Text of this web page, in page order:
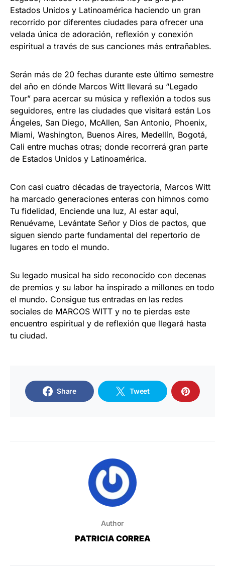
Estados Unidos y Latinoamérica haciendo un gran
recorrido por diferentes ciudades para ofrecer una
velada única de adoración, reflexión y conexión
espiritual a través de sus canciones más entrañables.
Serán más de 20 fechas durante este último semestre
del año en dónde Marcos Witt llevará su “Legado
Tour” para acercar su música y reflexión a todos sus
seguidores, entre las ciudades que visitará están Los
Ángeles, San Diego, McAllen, San Antonio, Phoenix,
Miami, Washington, Buenos Aires, Medellín, Bogotá,
Cali entre muchas otras; donde recorrerá gran parte
de Estados Unidos y Latinoamérica.
Con casi cuatro décadas de trayectoria, Marcos Witt
ha marcado generaciones enteras con himnos como
Tu fidelidad, Enciende una luz, Al estar aquí,
Renuévame, Levántate Señor y Dios de pactos, que
siguen siendo parte fundamental del repertorio de
lugares en todo el mundo.
Su legado musical ha sido reconocido con decenas
de premios y su labor ha inspirado a millones en todo
el mundo. Consigue tus entradas en las redes
sociales de MARCOS WITT y no te pierdas este
encuentro espiritual y de reflexión que llegará hasta
tu ciudad.
Share Tweet
Author
PATRICIA CORREA